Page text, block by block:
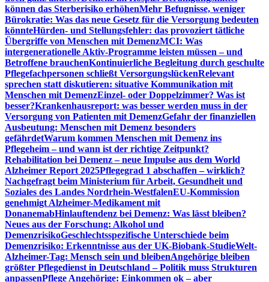
können das Sterberisiko erhöhenMehr Befugnisse, weniger
Bürokratie: Was das neue Gesetz für die Versorgung bedeuten
könnteHürden- und Stellungsfehler: das provoziert tätliche
Übergriffe von Menschen mit DemenzMCI: Was
intergenerationelle Aktiv-Programme leisten müssen – und
Betroffene brauchenKontinuierliche Begleitung durch geschulte
Pflegefachpersonen schließt VersorgungslückenRelevant
sprechen statt diskutieren: situative Kommunikation mit
Menschen mit DemenzEinzel- oder Doppelzimmer? Was ist
besser?Krankenhausreport: was besser werden muss in der
Versorgung von Patienten mit DemenzGefahr der finanziellen
Ausbeutung: Menschen mit Demenz besonders
gefährdetWarum kommen Menschen mit Demenz ins
Pflegeheim – und wann ist der richtige Zeitpunkt?
Rehabilitation bei Demenz – neue Impulse aus dem World
Alzheimer Report 2025Pflegegrad 1 abschaffen – wirklich?
Nachgefragt beim Ministerium für Arbeit, Gesundheit und
Soziales des Landes Nordrhein-WestfalenEU-Kommission
genehmigt Alzheimer-Medikament mit
DonanemabHinlauftendenz bei Demenz: Was lässt bleiben?
Neues aus der Forschung: Alkohol und
DemenzrisikoGeschlechtsspezifische Unterschiede beim
Demenzrisiko: Erkenntnisse aus der UK-Biobank-StudieWelt-
Alzheimer-Tag: Mensch sein und bleibenAngehörige bleiben
größter Pflegedienst in Deutschland – Politik muss Strukturen
anpassenPflege Angehörige: Einkommen ok – aber